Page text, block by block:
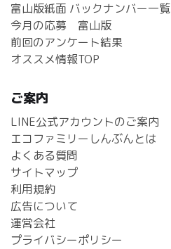
富山版紙面 バックナンバー一覧
今月の応募 富山版
前回のアンケート結果
オススメ情報TOP
ご案内
LINE公式アカウントのご案内
エコファミリーしんぶんとは
よくある質問
サイトマップ
利用規約
広告について
運営会社
プライバシーポリシー